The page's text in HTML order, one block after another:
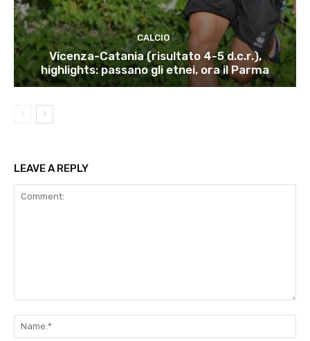
CALCIO
Vicenza-Catania (risultato 4-5 d.c.r.),
highlights: passano gli etnei, ora il Parma
LEAVE A REPLY